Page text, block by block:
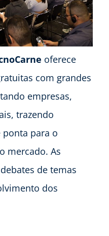
oferece
com grandes
empresas,
trazendo
para o
mercado. As
de temas
dos